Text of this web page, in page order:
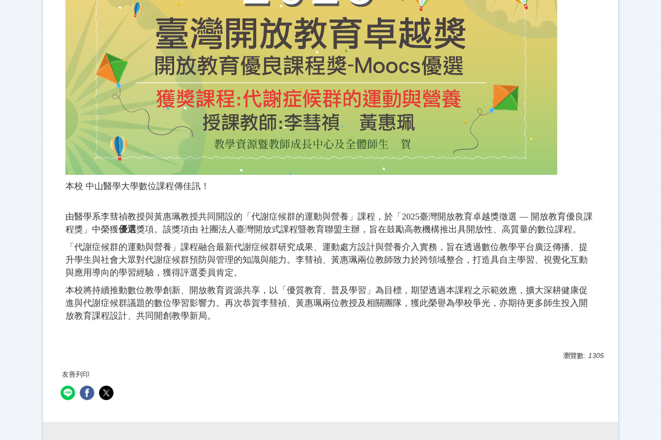
本校 中山醫學大學數位課程傳佳訊！
由醫學系李彗禎教授與黃惠珮教授共同開設的「代謝症候群的運動與營養」課程，於「2025臺灣開放教育卓越獎徵選 — 開放教育優良課
程獎」中榮獲優選獎項。該獎項由 社團法人臺灣開放式課程暨教育聯盟主辦，旨在鼓勵高教機構推出具開放性、高質量的數位課程。
「代謝症候群的運動與營養」課程融合最新代謝症候群研究成果、運動處方設計與營養介入實務，旨在透過數位教學平台廣泛傳播、提
升學生與社會大眾對代謝症候群預防與管理的知識與能力。李彗禎、黃惠珮兩位教師致力於跨領域整合，打造具自主學習、視覺化互動
與應用導向的學習經驗，獲得評選委員肯定。
本校將持續推動數位教學創新、開放教育資源共享，以「優質教育、普及學習」為目標，期望透過本課程之示範效應，擴大深耕健康促
進與代謝症候群議題的數位學習影響力。再次恭賀李彗禎、黃惠珮兩位教授及相關團隊，獲此榮譽為學校爭光，亦期待更多師生投入開
放教育課程設計、共同開創教學新局。
瀏覽數: 1305
友善列印